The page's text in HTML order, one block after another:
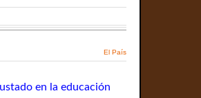
El País
en la educación